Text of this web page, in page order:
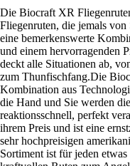
Die Biocraft XR
Fliegenruten, die jemals
eine bemerkenswerte
und einem hervorragenden
deckt alle Situationen ab,
zum Thunfischfang.Die
Kombination aus
die Hand und Sie werden
reaktionsschnell, perfekt
ihrem Preis und ist eine
sehr hochpreisigen
Sortiment ist für jeden